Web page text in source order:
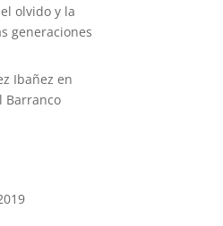
olvido y la
generaciones
Ibañez en
Barranco